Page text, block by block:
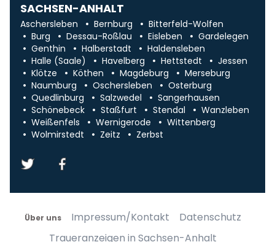
SACHSEN-ANHALT
Aschersleben Bernburg
Bitterfeld-Wolfen
Burg
Dessau-Roßlau Eisleben
Gardelegen
Genthin
Halberstadt
Haldensleben
Halle (Saale)
Havelberg Hettstedt
Jessen
Klötze
Köthen Magdeburg
Merseburg
Naumburg
Oschersleben
Osterburg
Quedlinburg
Salzwedel
Sangerhausen
Schönebeck
Staßfurt Stendal
Wanzleben
Weißenfels
Wernigerode
Wittenberg
Wolmirstedt
Zeitz Zerbst
Über uns Impressum/Kontakt
Datenschutz
Traueranzeigen in Sachsen-Anhalt